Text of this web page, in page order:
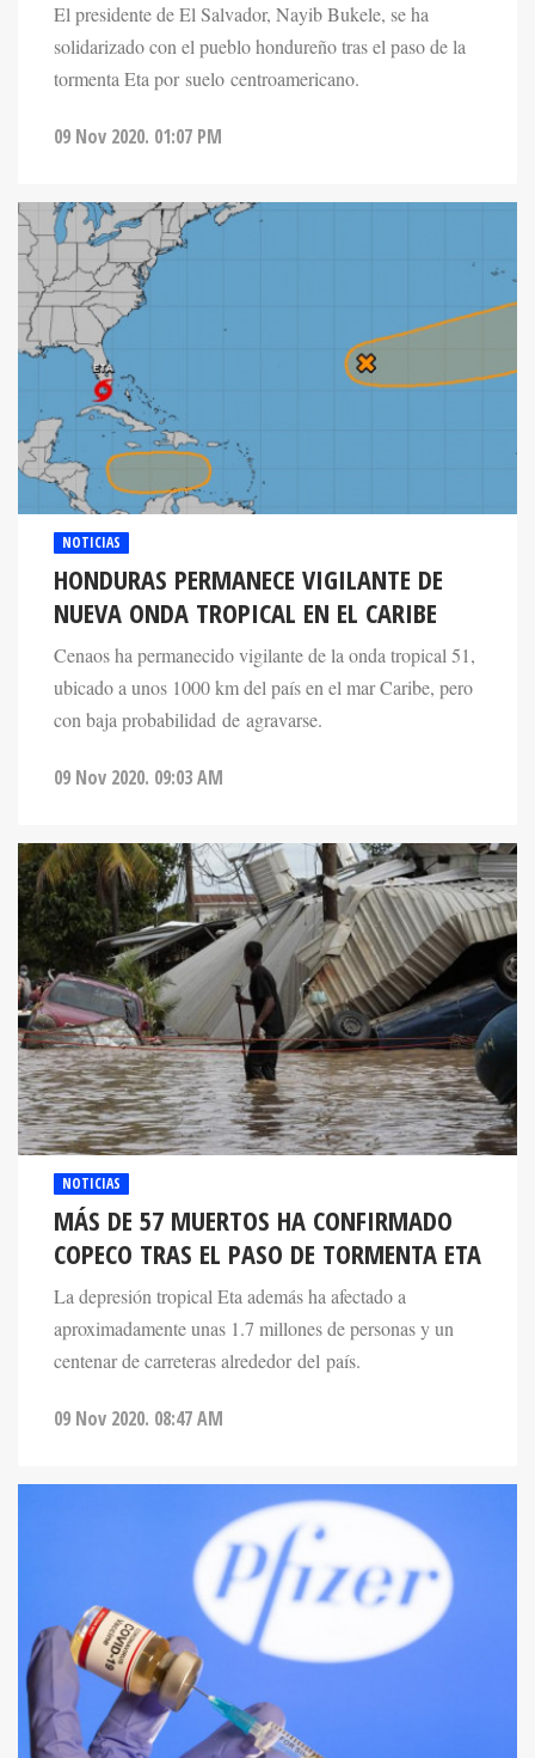
El presidente de El Salvador, Nayib Bukele, se ha
solidarizado con el pueblo hondureño tras el paso de la
tormenta Eta por suelo centroamericano.
09 Nov 2020. 01:07 PM
NOTICIAS
HONDURAS PERMANECE VIGILANTE DE
NUEVA ONDA TROPICAL EN EL CARIBE
Cenaos ha permanecido vigilante de la onda tropical 51,
ubicado a unos 1000 km del país en el mar Caribe, pero
con baja probabilidad de agravarse.
09 Nov 2020. 09:03 AM
NOTICIAS
MÁS DE 57 MUERTOS HA CONFIRMADO
COPECO TRAS EL PASO DE TORMENTA ETA
La depresión tropical Eta además ha afectado a
aproximadamente unas 1.7 millones de personas y un
centenar de carreteras alrededor del país.
09 Nov 2020. 08:47 AM